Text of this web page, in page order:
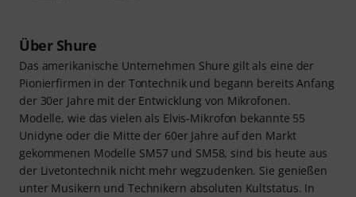
Über Shure
Das amerikanische Unternehmen Shure gilt als eine der
Pionierfirmen in der Tontechnik und begann bereits Anfang
der 30er Jahre mit der Entwicklung von Mikrofonen.
Modelle, wie das vielen als Elvis-Mikrofon bekannte 55
Unidyne oder die Mitte der 60er Jahre auf den Markt
gekommenen Modelle SM57 und SM58, sind bis heute aus
der Livetontechnik nicht mehr wegzudenken. Sie genießen
unter Musikern und Technikern absoluten Kultstatus. In